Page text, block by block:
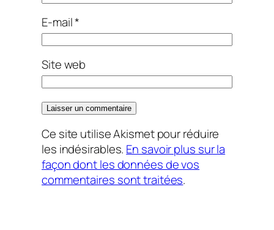
E-mail*
Site web
Ce site utilise Akismet pour réduire
les indésirables. En savoir plus sur la
façon dont les données de vos
commentaires sont traitées.